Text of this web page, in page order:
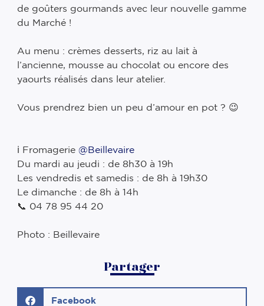
de goûters gourmands avec leur nouvelle gamme
du Marché ! ⠀
Au menu : crèmes desserts, riz au lait à
l’ancienne, mousse au chocolat ou encore des
yaourts réalisés dans leur atelier. ⠀
Vous prendrez bien un peu d’amour en pot ? 😉
ℹ️ Fromagerie @Beillevaire⠀
Du mardi au jeudi : de 8h30 à 19h ⠀
Les vendredis et samedis : de 8h à 19h30 ⠀
Le dimanche : de 8h à 14h ⠀
📞 04 78 95 44 20 ⠀
Photo : Beillevaire
Partager
Facebook